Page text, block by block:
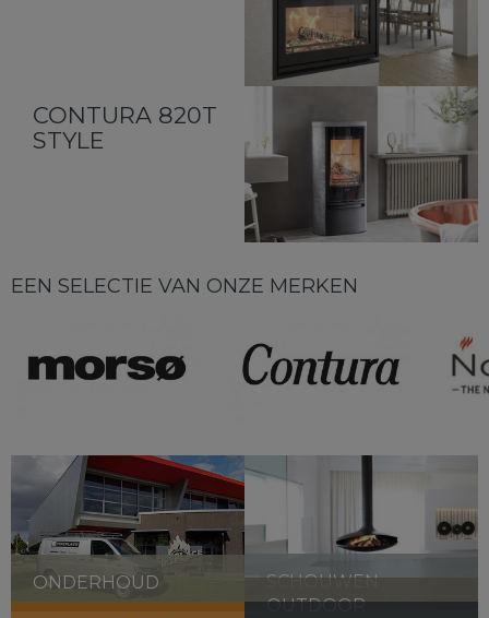
CONTURA 820T
STYLE
EEN SELECTIE VAN ONZE MERKEN
ONDERHOUD
SCHOUWEN
OUTDOOR